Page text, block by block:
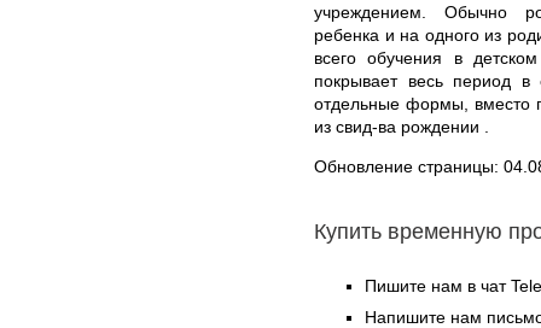
учреждением. Обычно
ребенка и на одного из
всего обучения в
покрывает весь период
отдельные формы, вместо
из свид-ва рождении .
Обновление страницы:
Купить временную
Пишите нам в чат
Напишите нам